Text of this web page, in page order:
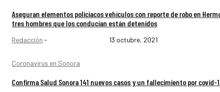
Aseguran elementos policiacos vehículos con reporte de robo en
tres hombres que los conducían están detenidos
Redacción - 13 octubre, 2021
Coronavirus en Sonora
Confirma Salud Sonora 141 nuevos casos y un fallecimiento por covid-